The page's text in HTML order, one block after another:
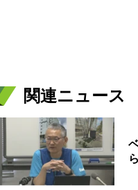
関連ニュース